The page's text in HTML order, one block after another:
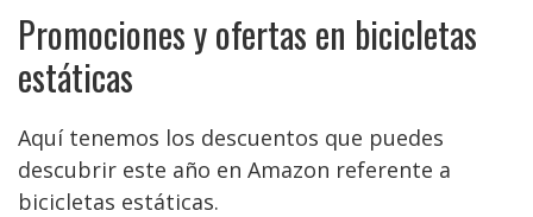
Promociones y ofertas en bicicletas
estáticas
Aquí tenemos los descuentos que puedes
descubrir este año en Amazon referente a
bicicletas estáticas.